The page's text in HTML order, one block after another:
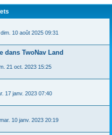
dim. 10 août 2025 09:31
dans TwoNav Land
21 oct. 2023 15:25
17 janv. 2023 07:40
mar. 10 janv. 2023 20:19